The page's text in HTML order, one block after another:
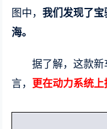
图中，我们发现了
海。
据了解，这款
言， 更在动力系统上